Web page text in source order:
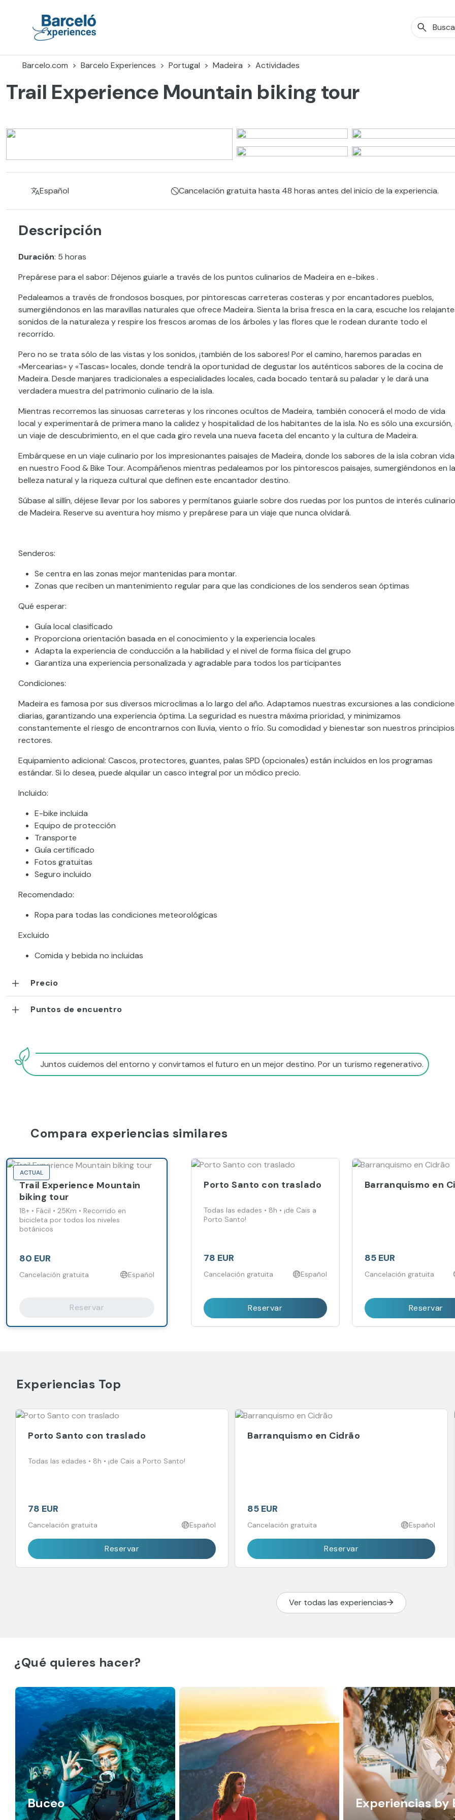
Barcelo.com
Barcelo Experiences Portugal Madeira Actividades
Trail Experience Mountain biking tour
Español Cancelación gratuita hasta 48 horas antes del inicio de la experiencia.
Descripción
Duración: 5 horas
Prepárese para el sabor: Déjenos guiarle a través de los puntos culinarios de Madeira en e-bikes .
Pedaleamos a través de frondosos bosques, por pintorescas carreteras costeras y por encantadores pueblos,
sumergiéndonos en las maravillas naturales que ofrece Madeira. Sienta la brisa fresca en la cara, escuche los
sonidos de la naturaleza y respire los frescos aromas de los árboles y las flores que le rodean durante todo el
recorrido.
Pero no se trata sólo de las vistas y los sonidos, ¡también de los sabores! Por el camino, haremos paradas en
«Mercearias» y «Tascas» locales, donde tendrá la oportunidad de degustar los auténticos sabores de la cocina de
Madeira. Desde manjares tradicionales a especialidades locales, cada bocado tentará su paladar y le dará una
verdadera muestra del patrimonio culinario de la isla.
Mientras recorremos las sinuosas carreteras y los rincones ocultos de Madeira, también conocerá el modo de vida
local y experimentará de primera mano la calidez y hospitalidad de los habitantes de la isla. No es sólo una excursión,
un viaje de descubrimiento, en el que cada giro revela una nueva faceta del encanto y la cultura de Madeira.
Embárquese en un viaje culinario por los impresionantes paisajes de Madeira, donde los sabores de la isla cobran vida
en nuestro Food & Bike Tour. Acompáñenos mientras pedaleamos por los pintorescos paisajes, sumergiéndonos en la
belleza natural y la riqueza cultural que definen este encantador destino.
Súbase al sillín, déjese llevar por los sabores y permítanos guiarle sobre dos ruedas por los puntos de interés culinario
de Madeira. Reserve su aventura hoy mismo y prepárese para un viaje que nunca olvidará.
Senderos:
Se centra en las zonas mejor mantenidas para montar.
Zonas que reciben un mantenimiento regular para que las condiciones de los senderos sean óptimas
Qué esperar:
Guía local clasificado
Proporciona orientación basada en el conocimiento y la experiencia locales
Adapta la experiencia de conducción a la habilidad y el nivel de forma física del grupo
Garantiza una experiencia personalizada y agradable para todos los participantes
Condiciones:
Madeira es famosa por sus diversos microclimas a lo largo del año. Adaptamos nuestras excursiones a las
diarias, garantizando una experiencia óptima. La seguridad es nuestra máxima prioridad, y minimizamos
constantemente el riesgo de encontrarnos con lluvia, viento o frío. Su comodidad y bienestar son nuestros principios
rectores.
Equipamiento adicional: Cascos, protectores, guantes, palas SPD (opcionales) están incluidos en los programas
estándar. Si lo desea, puede alquilar un casco integral por un módico precio.
Incluido:
E-bike incluida
Equipo de protección
Transporte
Guía certificado
Fotos gratuitas
Seguro incluido
Recomendado:
Ropa para todas las condiciones meteorológicas
Excluido
Comida y bebida no incluidas
Precio
Puntos de encuentro
Juntos cuidemos del entorno y convirtamos el futuro en un mejor destino. Por un turismo regenerativo.
Compara experiencias similares
ACTUAL
Trail Experience Mountain
biking tour
18+ • Fácil • 25Km • Recorrido en
bicicleta por todos los niveles
botánicos
80 EUR
Cancelación gratuita Español
Reservar
Porto Santo con traslado
Todas las edades • 8h • ¡de Cais a
Porto Santo!
78 EUR
Cancelación gratuita Español
Reservar
Barranquismo en
85 EUR
Cancelación gratuita
Reservar
Experiencias Top
Porto Santo con traslado
Todas las edades • 8h • ¡de Cais a Porto Santo!
78 EUR
Cancelación gratuita Español
Reservar
Barranquismo en Cidrão
85 EUR
Cancelación gratuita Español
Reservar
Ver todas las experiencias
¿Qué quieres hacer?
Buceo Experiencias by